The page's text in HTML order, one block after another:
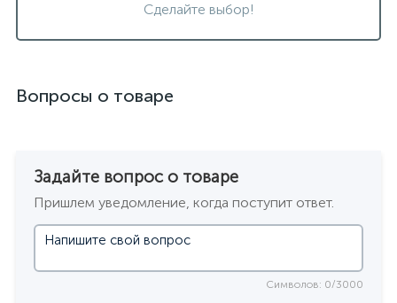
Сделайте выбор!
Вопросы о товаре
Задайте вопрос о товаре
Пришлем уведомление, когда поступит ответ.
Символов: 0/3000